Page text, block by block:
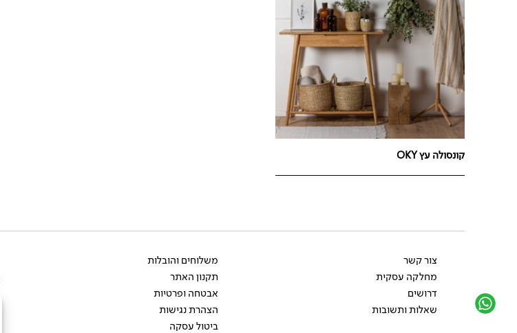
קונסולה עץ OKY
צור קשר
מחלקה עסקית
דרושים
שאלות ותשובות
משלוחים והובלות
תקנון האתר
אבטחה ופרטיות
הצהרת נגישות
ביטול עסקה